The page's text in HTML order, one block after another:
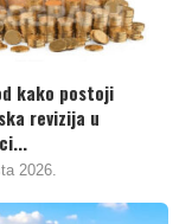
kako postoji
revizija u
2026.